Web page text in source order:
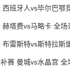
班牙人vs毕尔巴鄂
塔费vs马略卡 全场
雷斯特vs斯特拉斯
赛 曼城vs水晶宫 全